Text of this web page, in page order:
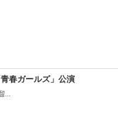
春ガールズ」公演